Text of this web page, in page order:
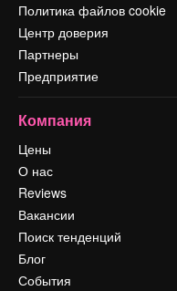
Политика файлов cookie
Центр доверия
Партнеры
Предприятие
Компания
Цены
О нас
Reviews
Вакансии
Поиск тенденций
Блог
События